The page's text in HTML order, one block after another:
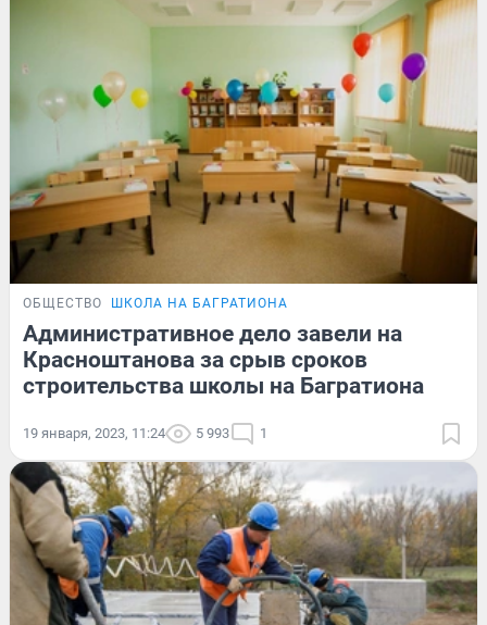
ОБЩЕСТВО ШКОЛА НА БАГРАТИОНА
Административное дело завели на
Красноштанова за срыв сроков
строительства школы на Багратиона
19 января, 2023, 11:24 5 993 1